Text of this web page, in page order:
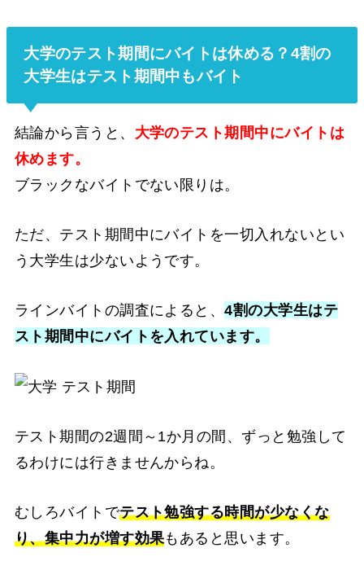
大学のテスト期間にバイトは休める？4割の
大学生はテスト期間中もバイト
結論から言うと、 大学のテスト期間中にバイトは
休めます。
ブラックなバイトでない限りは。
ただ、テスト期間中にバイトを一切入れないとい
う大学生は少ないようです。
ラインバイトの調査によると、4割の大学生はテ
スト期間中にバイトを入れています。
テスト期間の2週間～1か月の間、ずっと勉強して
るわけには行きませんからね。
むしろバイトでテスト勉強する時間が少なくな
り、集中力が増す効果もあると思います。